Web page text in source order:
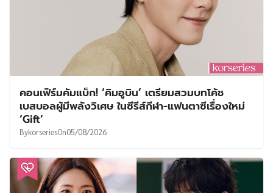
คอนเฟิร์มคัมแบ็ก! ‘คิมอูบิน’ เตรียมสวมบทโค้ช
เบสบอลผู้มีพลังวิเศษ ในซีรีส์กีฬา-แฟนตาซีเรื่องใหม่
‘Gift’
BykorseriesOn05/08/2026